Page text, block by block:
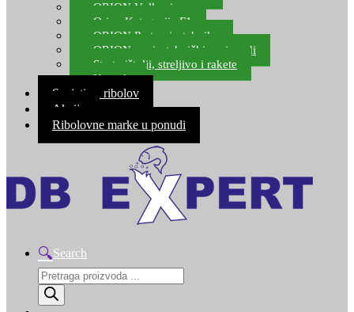
ORION Vulkani
Orion Kategorija F1
ORION Party pirotehnika
ORION nepirotehnički proizvodi
Start pištolji, streljivo i rakete
Kontakt
Savjeti za ribolov
Akcija
Ribolovne marke u ponudi
Search
Products
search